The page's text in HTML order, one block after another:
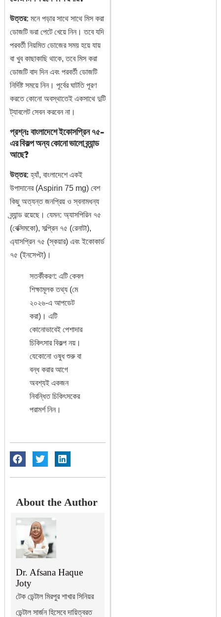
উত্তর: মনে পড়ার সাথে সাথে মিস করা
ডোজটি ভরা পেটে খেয়ে নিন। তবে যদি
পরবর্তী নিয়মিত ডোজের সময় হয়ে যায়
বা খুব কাছাকাছি থাকে, তবে মিস করা
ডোজটি বাদ দিন এবং পরবর্তী ডোজটি
নির্দিষ্ট সময়ে নিন। পূর্বের ঘাটতি পূরণ
করতে কোনো অবস্থাতেই একসাথে দুটি
ট্যাবলেট সেবন করবেন না।
প্রশ্ন: বাংলাদেশে ইকোসপ্রিন ৭৫-
এর বিকল্প অন্য কোনো ভালো ব্র্যান্ড
আছে?
উত্তর: হ্যাঁ, বাংলাদেশে একই
উপাদানের (Aspirin 75 mg) বেশ
কিছু অত্যন্ত জনপ্রিয় ও স্বনামধন্য
ব্র্যান্ড রয়েছে। যেমন: অ্যাসপিরিন ৭৫
(বেক্সিমকো), সল্প্রিন ৭৫ (রেনাটা),
এ্যাসপ্রিন ৭৫ (স্কয়ার) এবং ইকোকার্ড
৭৫ (ইনসেপ্টা)।
সতর্কীকরণ: এটি কেবল
শিক্ষামূলক তথ্য (মে
২০২৬-এ আপডেট
করা)। এটি
কোনোভাবেই পেশাদার
চিকিৎসার বিকল্প নয়।
যেকোনো ওষুধ শুরু বা
বন্ধ করার আগে
অবশ্যই একজন
নিবন্ধিত চিকিৎসকের
পরামর্শ নিন।
About the Author
Dr. Afsana Haque
Joty
টেক ডেন্টাল মিরপুর শাখার সিনিয়র
ডেন্টাল সার্জন হিসেবে দায়িত্বরত